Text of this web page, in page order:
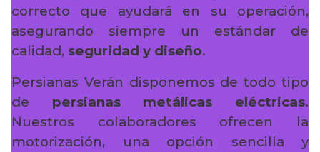
correcto que ayudará en su operación,
asegurando siempre un estándar de
calidad, seguridad y diseño.
Persianas Verán disponemos de todo tipo
de persianas metálicas eléctricas.
Nuestros colaboradores ofrecen la
motorización, una opción sencilla y